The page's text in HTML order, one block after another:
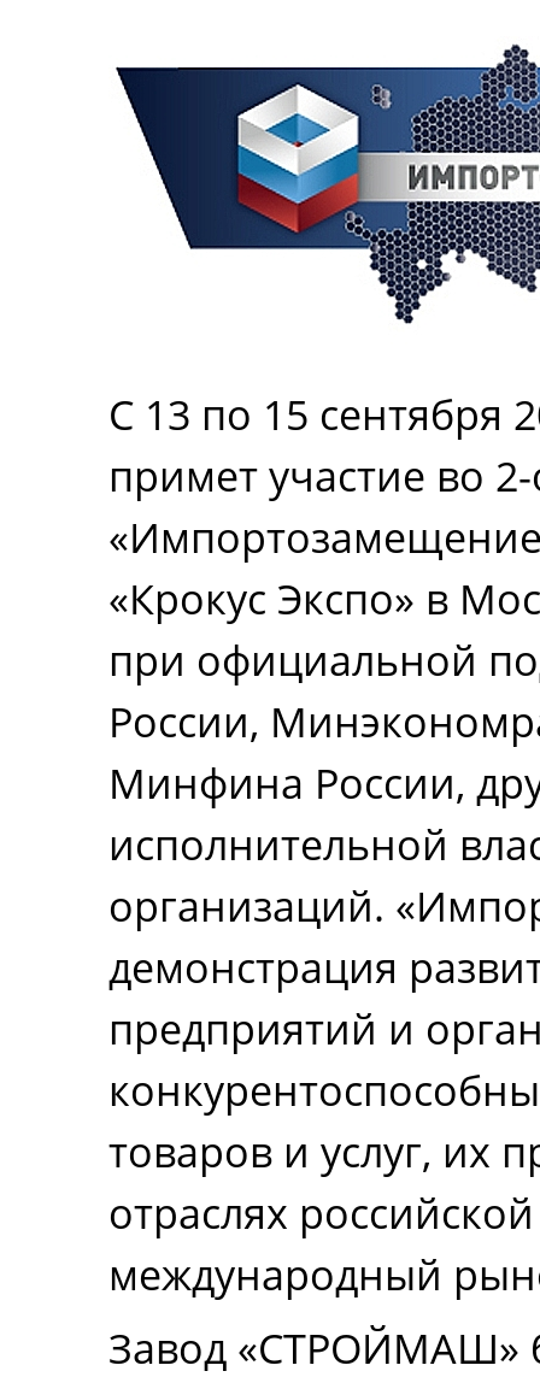
С 13 по 15
примет участие во
«Крокус Экспо» в
при официальной
России,
Минфина России,
исполнительной
организаций.
демонстрация
предприятий и
товаров и услуг, их
отраслях
международный
Завод «СТРОЙМАШ»